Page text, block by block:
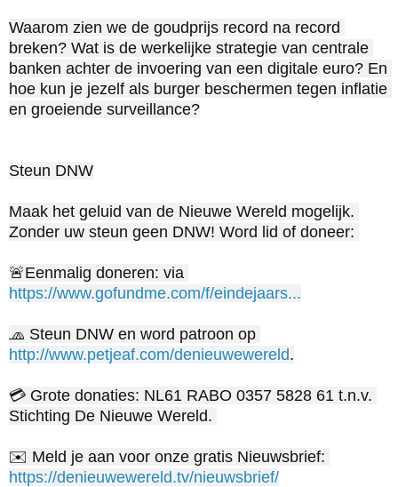
Waarom zien we de goudprijs record na record
breken? Wat is de werkelijke strategie van centrale
banken achter de invoering van een digitale euro? En
hoe kun je jezelf als burger beschermen tegen inflatie
en groeiende surveillance?
Steun DNW
Maak het geluid van de Nieuwe Wereld mogelijk.
Zonder uw steun geen DNW! Word lid of doneer:
https://www.gofundme.com/f/eindejaars...
http://www.petjeaf.com/denieuwewereld.
💳 Grote donaties: NL61 RABO 0357 5828 61 t.n.v.
Stichting De Nieuwe Wereld.
https://denieuwewereld.tv/nieuwsbrief/